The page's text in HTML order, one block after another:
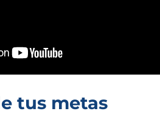
tus metas